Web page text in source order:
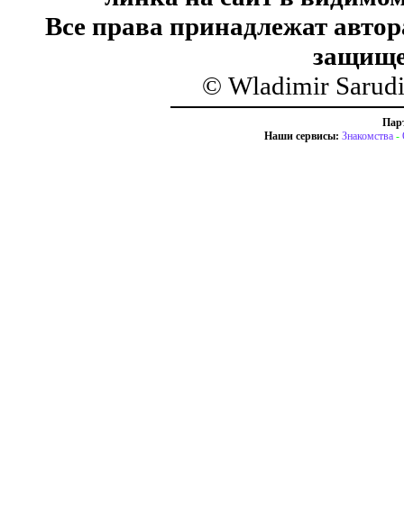
Все права принадлежат
© Wladimir
Наши сервисы: Знакомства -